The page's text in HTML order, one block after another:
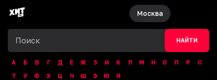
Москва
НАЙТИ
А Б В Г Д Е Ж З И К Л М Н О П Р
С
Т
У Ф Х Ц Ч Ш Э Ю
Я